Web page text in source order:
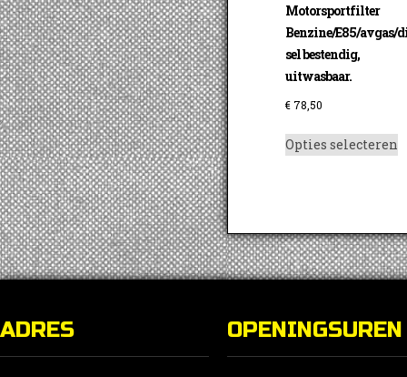
Motorsportfilter
Benzine/E85/avgas/
sel bestendig,
uitwasbaar.
€ 78,50
Opties selecteren
ADRES OPENINGSUREN